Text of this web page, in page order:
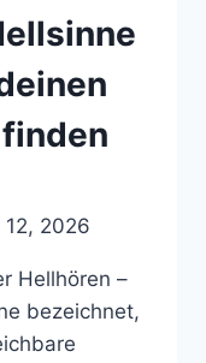
12, 2026
Hellhören –
bezeichnet,